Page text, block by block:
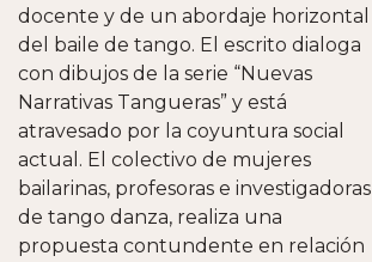
docente y de un abordaje horizontal
del baile de tango. El escrito dialoga
con dibujos de la serie “Nuevas
Narrativas Tangueras” y está
atravesado por la coyuntura social
actual. El colectivo de mujeres
bailarinas, profesoras e investigadoras
de tango danza, realiza una
propuesta contundente en relación